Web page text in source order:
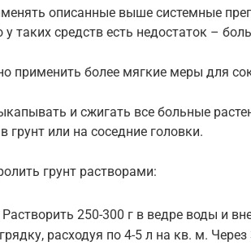
описанные выше системные
таких средств есть недостаток –
применить более мягкие меры для
и сжигать все больные
грунт или на соседние головки.
грунт растворами:
250-300 г в ведре воды и
расходуя по 4-5 л на кв. м.